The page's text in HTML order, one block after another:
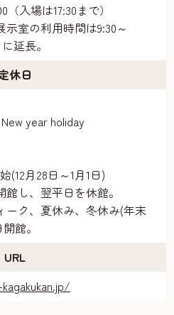
入場は17:30まで）
室の利用時間は9:30～
延長。
休日
year holiday
(12月28日～1月1日)
し、翌平日を休館。
ク、夏休み、冬休み(年末
館。
URL